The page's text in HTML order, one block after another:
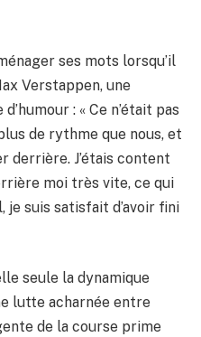
ses mots lorsqu’il
Verstappen, une
: « Ce n’était pas
de rythme que nous, et
derrière. J’étais content
moi très vite, ce qui
je suis satisfait d’avoir fini
seule la dynamique
lutte acharnée entre
de la course prime